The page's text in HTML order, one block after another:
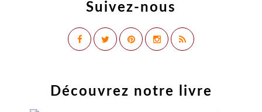
Suivez-nous
Découvrez notre livre